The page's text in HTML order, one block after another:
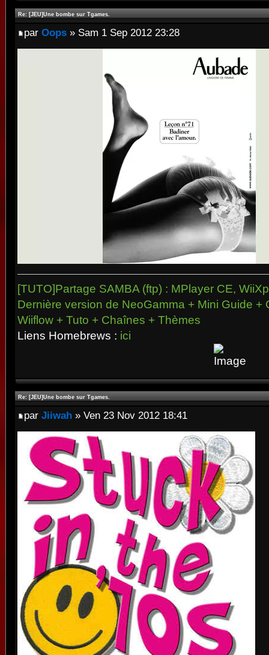
Re: [JEU]Une bombe sur Tgames.
par Oops » Sam 1 Sep 2012 23:28
[TUTO]Partage SAMBA (ftp) : MPlayer CE,
Dernière version de NeoGamma + Mini Guide +
Wiiflow + Tuto + Chaînes + Thèmes
Liens Homebrews : ici
Re: [JEU]Une bombe sur Tgames.
par Jiiwah » Ven 23 Nov 2012 18:41